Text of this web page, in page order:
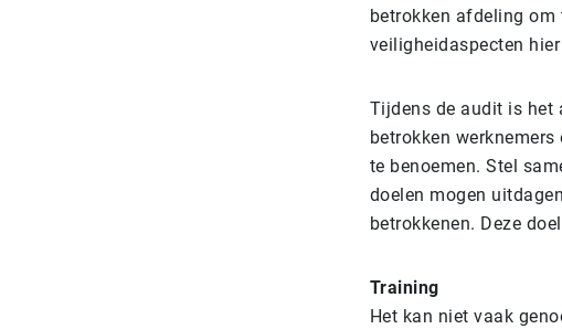
betrokken afdeling
veiligheidaspecten
Tijdens de audit is het
betrokken
te benoemen. Stel
doelen mogen
betrokkenen. Deze
Training
Het kan niet vaak